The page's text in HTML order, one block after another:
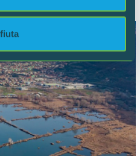
inoltre
utilizzi il nostro sito con i
di analisi dei dati web,
potrebbero combinarle
fornito loro o che hanno
servizi.